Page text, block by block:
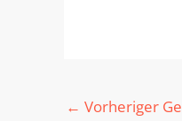
← Vorheriger